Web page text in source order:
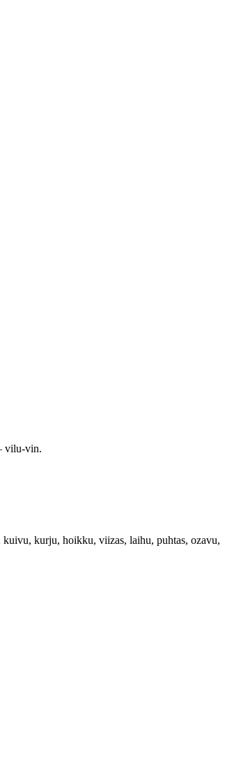
vilu-vin.
kurju, hoikku, viizas, laihu, puhtas, ozavu,